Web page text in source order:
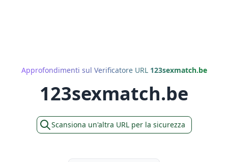
Approfondimenti sul Verificatore URL 123sexmatch.be
123sexmatch.be
Scansiona un'altra URL per la sicurezza